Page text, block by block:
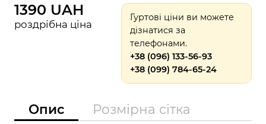
1390 UAH
роздрібна ціна
Гуртові ціни ви можете
дізнатися за
телефонами.
+38 (096) 133-56-93
+38 (099) 784-65-24
Опис Розмірна сітка